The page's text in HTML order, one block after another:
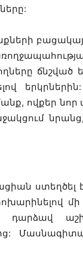
ճնշված
երկրներին:
ովքեր
դարձավ